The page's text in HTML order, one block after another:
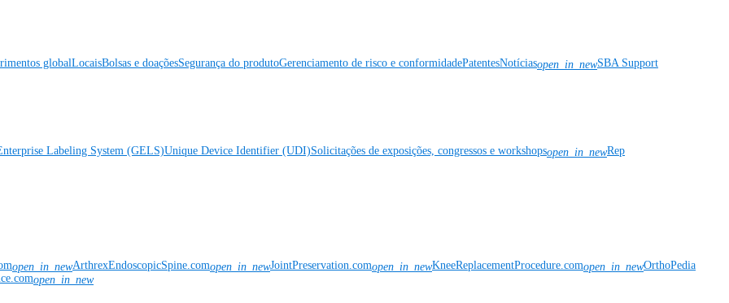
globalLocaisBolsas e doaçõesSegurança do produtoGerenciamento de risco e conformidadePatentesNotíciasopen_in_newSBA Support
Labeling System (GELS)Unique Device Identifier (UDI)Solicitações de exposições, congressos e workshopsopen_in_newRep
open_in_newArthrexEndoscopicSpine.comopen_in_newJointPreservation.comopen_in_newKneeReplacementProcedure.comopen_in_newOrthoPedia
open_in_new